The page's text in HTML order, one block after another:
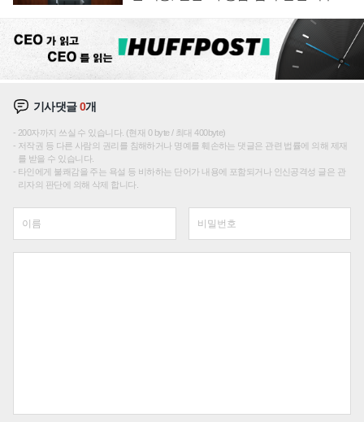
기사댓글0개
200자까지 쓰실 수 있습니다. (현재 0 byte / 최대 400byte)
저작권 등 다른 사람의 권리를 침해하거나 명예를 훼손하는 댓글은 관련 법률에 의해 제재
를 받을 수 있습니다.
타인에게 불쾌감을 주는 욕설 등 비하하는 단어가 내용에 포함되거나 인신공격성 글은 관
리자의 판단에 의해 삭제 합니다.